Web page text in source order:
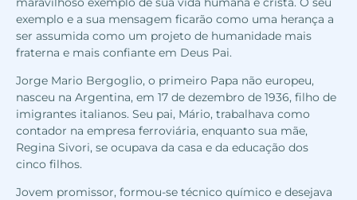
exemplo e a sua mensagem ficarão como uma herança a
ser assumida como um projeto de humanidade mais
fraterna e mais confiante em Deus Pai.
Jorge Mario Bergoglio, o primeiro Papa não europeu,
nasceu na Argentina, em 17 de dezembro de 1936, filho de
imigrantes italianos. Seu pai, Mário, trabalhava como
contador na empresa ferroviária, enquanto sua mãe,
Regina Sivori, se ocupava da casa e da educação dos
cinco filhos.
Jovem promissor, formou-se técnico químico e desejava